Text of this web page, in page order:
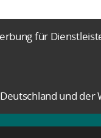
für
und der